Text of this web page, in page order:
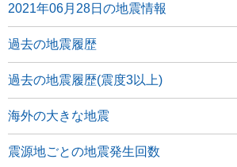
2021年06月28日の地震情報
過去の地震履歴
過去の地震履歴(震度3以上)
海外の大きな地震
震源地ごとの地震発生回数